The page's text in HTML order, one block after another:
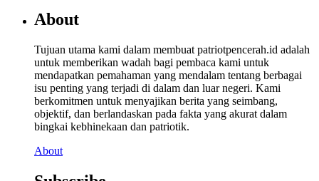
About
Tujuan utama kami dalam membuat patriotpencerah.id adalah
untuk memberikan wadah bagi pembaca kami untuk
mendapatkan pemahaman yang mendalam tentang berbagai
isu penting yang terjadi di dalam dan luar negeri. Kami
berkomitmen untuk menyajikan berita yang seimbang,
objektif, dan berlandaskan pada fakta yang akurat dalam
bingkai kebhinekaan dan patriotik.
About